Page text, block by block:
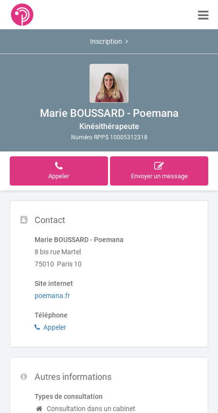
Inscription
Marie BOUSSARD - Poemana
Kinésithérapeute
Numéro RPPS 10005312318
Appeler Envoyer un message
Contact
Marie BOUSSARD - Poemana
8 bis rue Martel
75010 Paris 10
Site internet
poemana.fr
Téléphone
Appeler
Autres informations
Types de consultation
Consultation dans un cabinet